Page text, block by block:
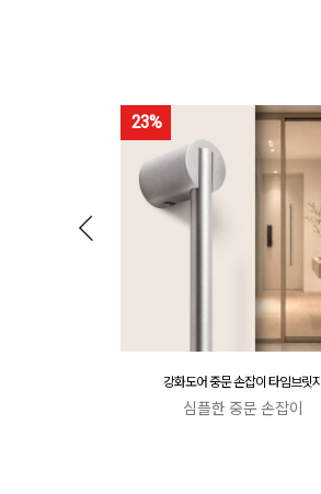
23%
강화도어 중문 손잡이 타임브릿지
심플한 중문 손잡이